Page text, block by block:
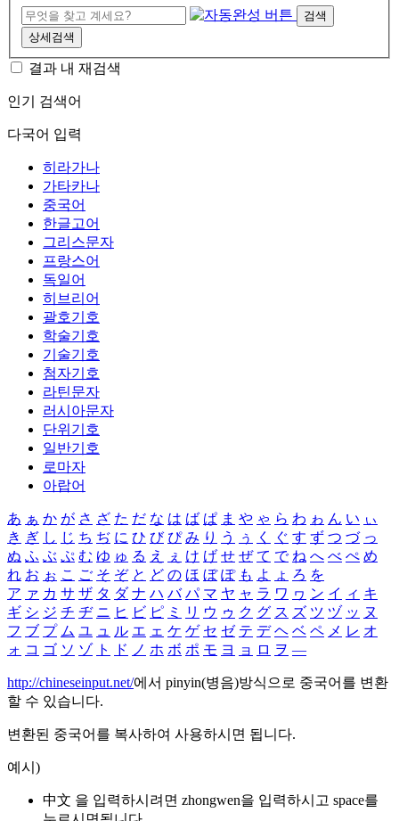
검색
상세검색
결과 내 재검색
인기 검색어
다국어 입력
히라가나
가타카나
중국어
한글고어
그리스문자
프랑스어
독일어
히브리어
괄호기호
학술기호
기술기호
첨자기호
라틴문자
러시아문자
단위기호
일반기호
로마자
아랍어
あ ぁ か が さ ざ た だ な は ば ぱ ま や ゃ ら わ ゎ ん い ぃ
き ぎ し じ ち ぢ に ひ び ぴ み り う ぅ く ぐ す ず つ づ っ
ぬ ふ ぶ ぷ む ゆ ゅ る え ぇ け げ せ ぜ て で ね へ べ ぺ め
れ お ぉ こ ご そ ぞ と ど の ほ ぼ ぽ も よ ょ ろ を
ア ァ カ サ ザ タ ダ ナ ハ バ パ マ ヤ ャ ラ ワ ヮ ン イ ィ キ
ギ シ ジ チ ヂ ニ ヒ ビ ピ ミ リ ウ ゥ ク グ ス ズ ツ ヅ ッ ヌ
フ ブ プ ム ユ ュ ル エ ェ ケ ゲ セ ゼ テ デ ヘ ベ ペ メ レ オ
ォ コ ゴ ソ ゾ ト ド ノ ホ ボ ポ モ ヨ ョ ロ ヲ ―
http://chineseinput.net/에서 pinyin(병음)방식으로 중국어를 변환
할 수 있습니다.
변환된 중국어를 복사하여 사용하시면 됩니다.
예시)
中文 을 입력하시려면 zhongwen을 입력하시고 space를